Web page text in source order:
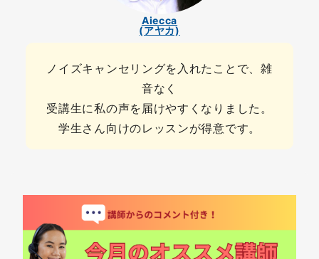
ノイズキャンセリングを入れたことで、雑
音なく
受講生に私の声を届けやすくなりました。
学生さん向けのレッスンが得意です。
Aiecca
(アヤカ)